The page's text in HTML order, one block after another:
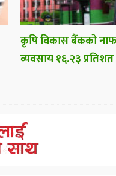
कृषि विकास बैंकको
व्यवसाय १६.२३